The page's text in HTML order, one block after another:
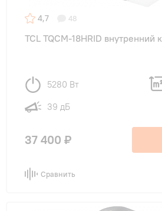
4,7 48
TCL TQCM-18HRID внутренний
5280 Вт
39 дБ
37 400 ₽
Сравнить